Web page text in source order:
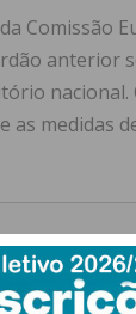
Comissão
anterior
as medidas